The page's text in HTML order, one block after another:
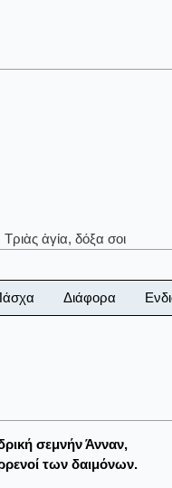
ἁγία, δόξα σοι
Διάφορα
σεμνήν Άνναν,
των δαιμόνων.